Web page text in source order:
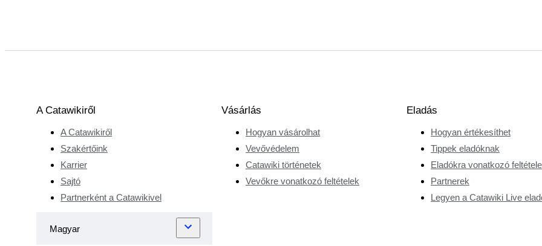
A Catawikiről
A Catawikiről
Szakértőink
Karrier
Sajtó
Partnerként a Catawikivel
Vásárlás
Hogyan vásárolhat
Vevővédelem
Catawiki történetek
Vevőkre vonatkozó feltételek
Eladás
Hogyan értékesíthet
Tippek eladóknak
Eladókra vonatkozó
Partnerek
Legyen a Catawiki Live